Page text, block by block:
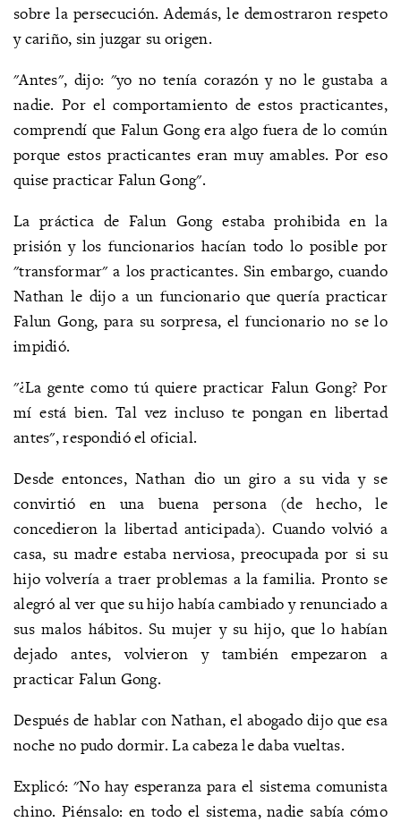
sobre la persecución. Además, le demostraron respeto
y cariño, sin juzgar su origen.
"Antes", dijo: "yo no tenía corazón y no le gustaba a
nadie. Por el comportamiento de estos practicantes,
comprendí que Falun Gong era algo fuera de lo común
porque estos practicantes eran muy amables. Por eso
quise practicar Falun Gong".
La práctica de Falun Gong estaba prohibida en la
prisión y los funcionarios hacían todo lo posible por
"transformar" a los practicantes. Sin embargo, cuando
Nathan le dijo a un funcionario que quería practicar
Falun Gong, para su sorpresa, el funcionario no se lo
impidió.
"¿La gente como tú quiere practicar Falun Gong? Por
mí está bien. Tal vez incluso te pongan en libertad
antes", respondió el oficial.
Desde entonces, Nathan dio un giro a su vida y se
convirtió en una buena persona (de hecho, le
concedieron la libertad anticipada). Cuando volvió a
casa, su madre estaba nerviosa, preocupada por si su
hijo volvería a traer problemas a la familia. Pronto se
alegró al ver que su hijo había cambiado y renunciado a
sus malos hábitos. Su mujer y su hijo, que lo habían
dejado antes, volvieron y también empezaron a
practicar Falun Gong.
Después de hablar con Nathan, el abogado dijo que esa
noche no pudo dormir. La cabeza le daba vueltas.
Explicó: "No hay esperanza para el sistema comunista
chino. Piénsalo: en todo el sistema, nadie sabía cómo